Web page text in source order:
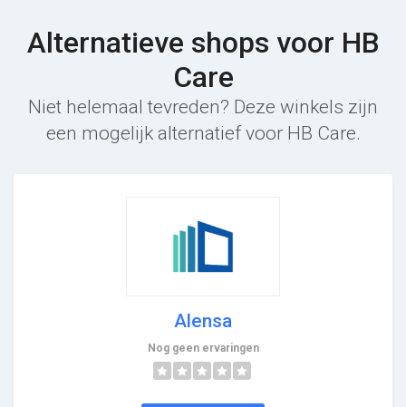
Alternatieve shops voor HB
Care
Niet helemaal tevreden? Deze winkels zijn
een mogelijk alternatief voor HB Care.
Alensa
Nog geen ervaringen